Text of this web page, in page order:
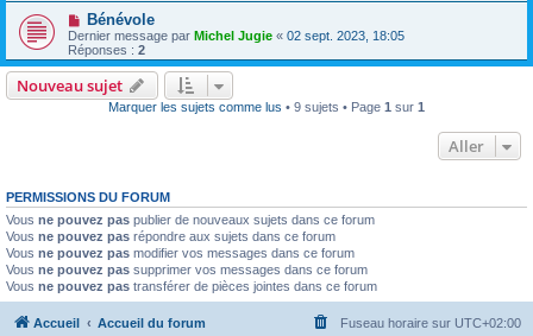
Bénévole
Dernier message par Michel Jugie « 02 sept. 2023, 18:05
Réponses : 2
Nouveau sujet
Marquer les sujets comme lus • 9 sujets • Page 1 sur 1
Aller
PERMISSIONS DU FORUM
Vous ne pouvez pas publier de nouveaux sujets dans ce forum
Vous ne pouvez pas répondre aux sujets dans ce forum
Vous ne pouvez pas modifier vos messages dans ce forum
Vous ne pouvez pas supprimer vos messages dans ce forum
Vous ne pouvez pas transférer de pièces jointes dans ce forum
Accueil Accueil du forum Fuseau horaire sur UTC+02:00